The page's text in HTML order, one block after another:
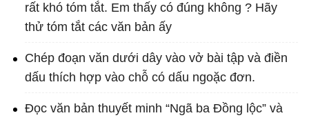
rất khó tóm tắt. Em thấy có đúng không ? Hãy
thử tóm tắt các văn bản ấy
Chép đoạn văn dưới dây vào vở bài tập và điền
dấu thích hợp vào chỗ có dấu ngoặc đơn.
Đọc văn bản thuyết minh “Ngã ba Đồng lộc” và